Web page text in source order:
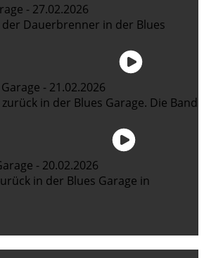
- 27.02.2026
Dauerbrenner in der Blues
- 21.02.2026
in der Blues Garage. Die Band
- 20.02.2026
in der Blues Garage in